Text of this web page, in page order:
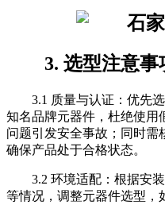
3. 选型注意事
3.1 质量与认证：优先
知名品牌元器件，杜绝使用
问题引发安全事故；同时需
确保产品处于合格状态。
3.2 环境适配：根据安
等情况，调整元器件选型，